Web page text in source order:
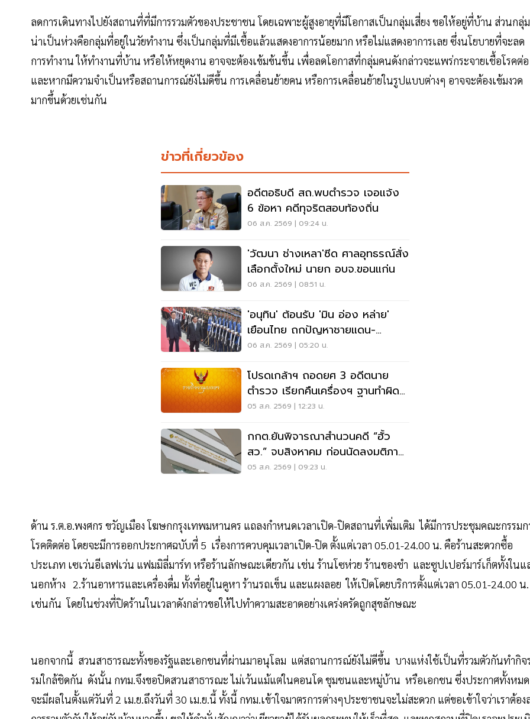
ลดการเดินทางไปยังสถานที่ที่มีการรวมตัวของประชาชน โดยเฉพาะผู้สูงอายุที่มีโอกาสเป็นกลุ่มเสี่ยง ขอให้อยู่ที่บ้าน ส่วนกลุ่
น่าเป็นห่วงคือกลุ่มที่อยู่ในวัยทำงาน ซึ่งเป็นกลุ่มที่มีเชื้อแล้วแสดงอาการน้อยมาก หรือไม่แสดงอาการเลย ซึ่งนโยบายที่จะลด
การทำงาน ให้ทำงานที่บ้าน หรือให้หยุดงาน อาจจะต้องเข้มข้นขึ้น เพื่อลดโอกาสที่กลุ่มคนดังกล่าวจะแพร่กระจายเชื้อโรคต่อ
และหากมีความจำเป็นหรือสถานการณ์ยังไม่ดีขึ้น การเคลื่อนย้ายคน หรือการเคลื่อนย้ายในรูปแบบต่างๆ อาจจะต้องเข้มงวด
มากขึ้นด้วยเช่นกัน
ข่าวที่เกี่ยวข้อง
อดีตอธิบดี สถ.พบตำรวจ เจอแจ้ง
6 ข้อหา คดีทุจริตสอบท้องถิ่น
06 ส.ค. 2569 | 09:24 น.
'วัฒนา ช่างเหลา'ซีด ศาลอุทธรณ์สั่ง
เลือกตั้งใหม่ นายก อบจ.ขอนแก่น
06 ส.ค. 2569 | 08:51 น.
'อนุทิน' ต้อนรับ 'มิน อ่อง หล่าย'
เยือนไทย ถกปัญหาชายแดน-
พลังงาน-การค้า
06 ส.ค. 2569 | 05:20 น.
โปรดเกล้าฯ ถอดยศ 3 อดีตนาย
ตำรวจ เรียกคืนเครื่องฯ ฐานทำผิด
วินัยร้ายแรง
05 ส.ค. 2569 | 12:23 น.
กกต.ยันพิจารณาสำนวนคดี “ฮั้ว
สว.” จบสิงหาคม ก่อนนัดลงมติภาย
หลัง
05 ส.ค. 2569 | 09:23 น.
ด้าน ร.ต.อ.พงศกร ขวัญเมือง โฆษกกรุงเทพมหานคร แถลงกำหนดเวลาเปิด-ปิดสถานที่เพิ่มเติม ได้มีการประชุมคณะกรรมก
โรคติดต่อ โดยจะมีการออกประกาศฉบับที่ 5 เรื่องการควบคุมเวลาเปิด-ปิด ตั้งแต่เวลา 05.01-24.00 น. คือร้านสะดวกซื้อ
ประเภท เซเว่นอีเลฟเว่น แฟมมิลี่มาร์ท หรือร้านลักษณะเดียวกัน เช่น ร้านโซห่วย ร้านของชำ และซูปเปอร์มาร์เก็ตทั้งในแ
นอกห้าง 2.ร้านอาหารและเครื่องดื่ม ทั้งที่อยู่ในคูหา ร้านรถเข็น และแผงลอย ให้เปิดโดยบริการตั้งแต่เวลา 05.01-24.00 น.
เช่นกัน โดยในช่วงที่ปิดร้านในเวลาดังกล่าวขอให้ไปทำความสะอาดอย่างเคร่งครัดถูกสุขลักษณะ
นอกจากนี้ สวนสาธารณะทั้งของรัฐและเอกชนที่ผ่านมาอนุโลม แต่สถานการณ์ยังไม่ดีขึ้น บางแห่งใช้เป็นที่รวมตัวกันทำกิจ
รมใกล้ชิดกัน ดังนั้น กทม.จึงขอปิดสวนสาธารณะ ไม่เว้นแม้แต่ในคอนโด ชุมชนและหมู่บ้าน หรือเอกชน ซึ่งประกาศทั้งหมด
จะมีผลในตั้งแต่วันที่ 2 เม.ย.ถึงวันที่ 30 เม.ย.นี้ ทั้งนี้ กทม.เข้าใจมาตรการต่างๆประชาชนจะไม่สะดวก แต่ขอเข้าใจว่าเราต้อง